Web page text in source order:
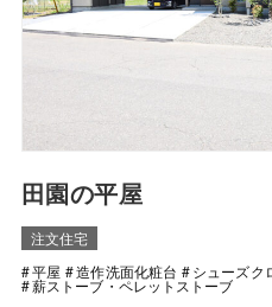
田園の平屋
注文住宅
平屋
造作洗面化粧台 シューズク
薪ストーブ・ペレットストーブ